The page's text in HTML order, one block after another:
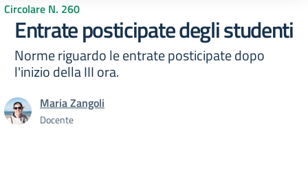
Circolare N. 260
Entrate posticipate degli studenti
Norme riguardo le entrate posticipate dopo
l'inizio della III ora.
Maria Zangoli
Docente